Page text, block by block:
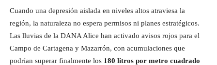
Cuando una depresión aislada en niveles altos atraviesa la
región, la naturaleza no espera permisos ni planes estratégicos.
Las lluvias de la DANA Alice han activado avisos rojos para el
Campo de Cartagena y Mazarrón, con acumulaciones que
podrían superar finalmente los 180 litros por metro cuadrado